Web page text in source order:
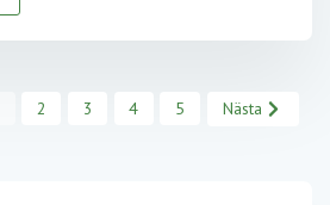
2 3 4 5 Nästa